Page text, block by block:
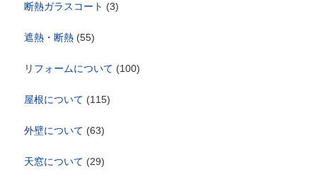
断熱ガラスコート (3)
遮熱・断熱 (55)
リフォームについて (100)
屋根について (115)
外壁について (63)
天窓について (29)